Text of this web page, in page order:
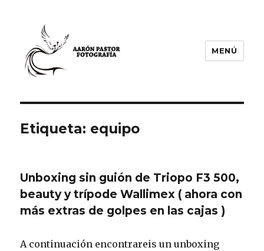
MENÚ
Etiqueta: equipo
Unboxing sin guión de Triopo F3 500,
beauty y trípode Wallimex ( ahora con
más extras de golpes en las cajas )
A continuación encontrareis un unboxing